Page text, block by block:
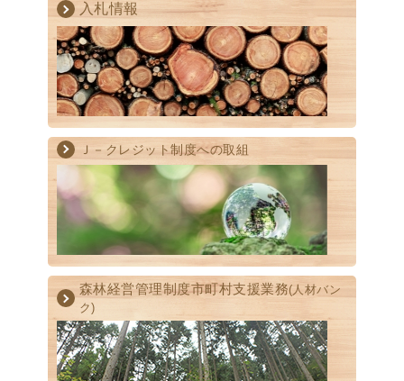
入札情報
Ｊ－クレジット制度への取組
森林経営管理制度市町村支援業務(人材バン
ク)